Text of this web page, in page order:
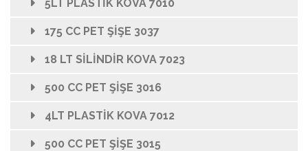
5LT PLASTİK KOVA 7010
175 CC PET ŞİŞE 3037
18 LT SİLİNDİR KOVA 7023
500 CC PET ŞİŞE 3016
4LT PLASTİK KOVA 7012
500 CC PET ŞİŞE 3015